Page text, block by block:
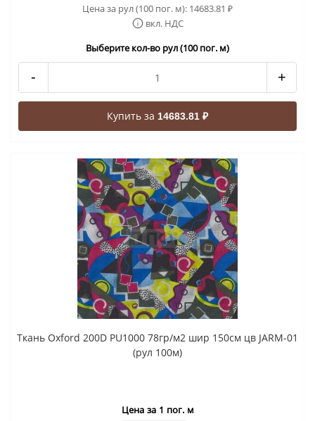
Цена за рул (100 пог. м): 14683.81 ₽
вкл. НДС
Выберите кол-во рул (100 пог. м)
- +
Купить за 14683.81 ₽
Ткань Oxford 200D PU1000 78гр/м2 шир 150см цв JARM-01
(рул 100м)
Цена за 1 пог. м